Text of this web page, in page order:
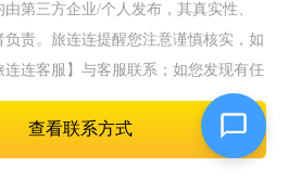
查看联系方式
第三方企业/个人发布，其真实性、
责。旅连连提醒您注意谨慎核实，如
连连客服】与客服联系；如您发现有任
旅连连平台举报并提供有效线索。